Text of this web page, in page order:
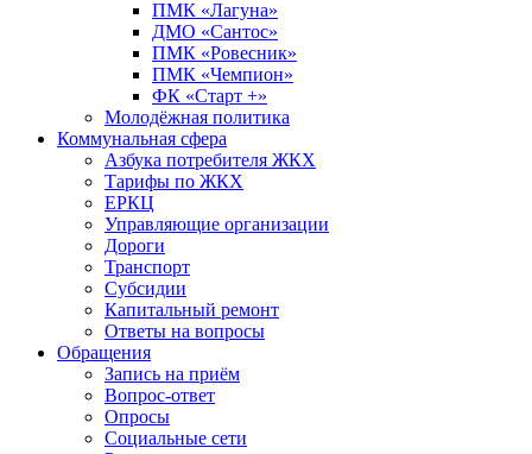
ПМК «Лагуна»
ДМО «Сантос»
ПМК «Ровесник»
ПМК «Чемпион»
ФК «Старт +»
Молодёжная политика
Коммунальная сфера
Азбука потребителя ЖКХ
Тарифы по ЖКХ
ЕРКЦ
Управляющие организации
Дороги
Транспорт
Субсидии
Капитальный ремонт
Ответы на вопросы
Обращения
Запись на приём
Вопрос-ответ
Опросы
Социальные сети